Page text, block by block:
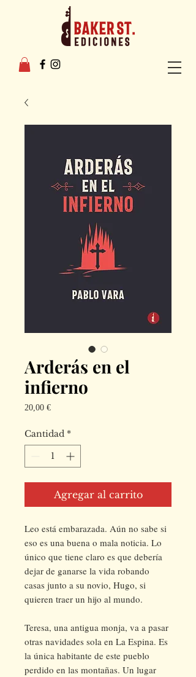
Arderás en el
infierno
20,00 €Precio
Cantidad *
Agregar al carrito
Leo está embarazada. Aún no sabe si
eso es una buena o mala noticia. Lo
único que tiene claro es que debería
dejar de ganarse la vida robando
casas junto a su novio, Hugo, si
quieren traer un hijo al mundo.
Teresa, una antigua monja, va a pasar
otras navidades sola en La Espina. Es
la única habitante de este pueblo
perdido en las montañas. Un lugar